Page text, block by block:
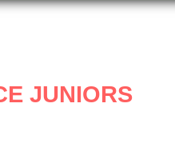
JUNIORS